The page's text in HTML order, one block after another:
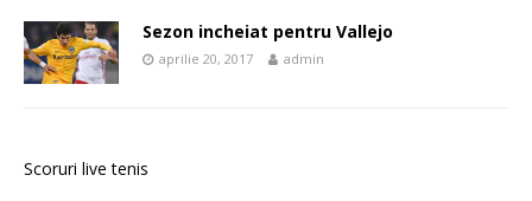
Sezon incheiat pentru Vallejo
aprilie 20, 2017 admin
Scoruri live tenis